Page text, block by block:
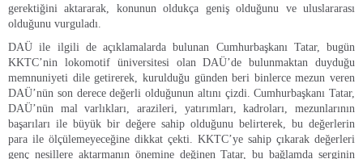
gerektiğini aktararak, konunun oldukça geniş olduğunu ve uluslararası
olduğunu vurguladı.
DAÜ ile ilgili de açıklamalarda bulunan Cumhurbaşkanı Tatar, bugün
KKTC’nin lokomotif üniversitesi olan DAÜ’de bulunmaktan duyduğu
memnuniyeti dile getirerek, kurulduğu günden beri binlerce mezun veren
DAÜ’nün son derece değerli olduğunun altını çizdi. Cumhurbaşkanı Tatar,
DAÜ’nün mal varlıkları, arazileri, yatırımları, kadroları, mezunlarının
başarıları ile büyük bir değere sahip olduğunu belirterek, bu değerlerin
para ile ölçülemeyeceğine dikkat çekti. KKTC’ye sahip çıkarak değerleri
genç nesillere aktarmanın önemine değinen Tatar, bu bağlamda serginin